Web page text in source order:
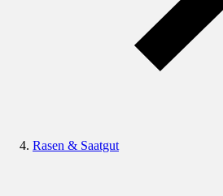
Rasen & Saatgut